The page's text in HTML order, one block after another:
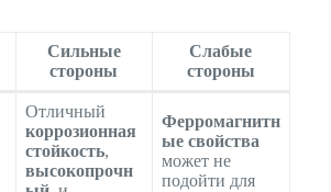
Сильные
стороны
Слабые
стороны
Отличный
коррозионная
стойкость,
высокопрочн
Ферромагнитн
ые свойства
может не
подойти для